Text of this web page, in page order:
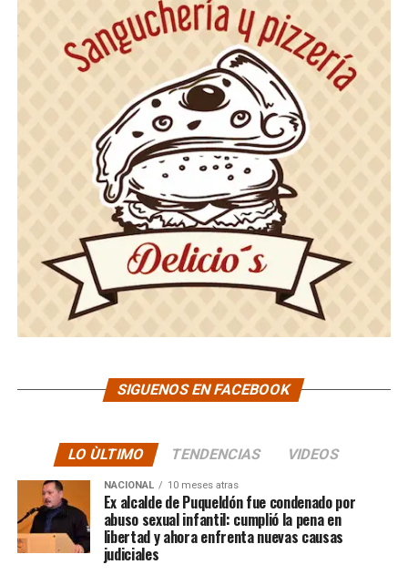
SIGUENOS EN FACEBOOK
LO ÙLTIMO TENDENCIAS VIDEOS
NACIONAL 10 meses atras
Ex alcalde de Puqueldón fue condenado por
abuso sexual infantil: cumplió la pena en
libertad y ahora enfrenta nuevas causas
judiciales